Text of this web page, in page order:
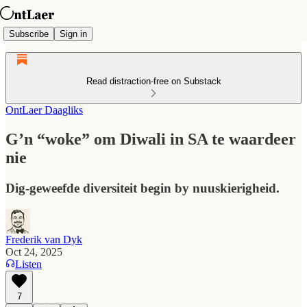
Subscribe Sign in
Read distraction-free on Substack
OntLaer Daagliks
G’n “woke” om Diwali in SA te waardeer
nie
Dig-geweefde diversiteit begin by nuuskierigheid.
Frederik van Dyk
Oct 24, 2025
Listen
7